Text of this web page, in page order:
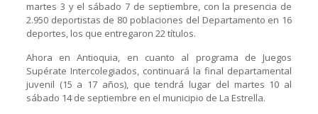
martes 3 y el sábado 7 de septiembre, con la presencia de
2.950 deportistas de 80 poblaciones del Departamento en 16
deportes, los que entregaron 22 títulos.
Ahora en Antioquia, en cuanto al programa de Juegos
Supérate Intercolegiados, continuará la final departamental
juvenil (15 a 17 años), que tendrá lugar del martes 10 al
sábado 14 de septiembre en el municipio de La Estrella.